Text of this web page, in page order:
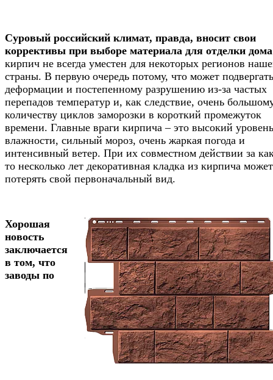
Суровый российский климат, правда, вносит свои
коррективы при выборе материала для отделки
кирпич не всегда уместен для некоторых регионов
страны. В первую очередь потому, что может
деформации и постепенному разрушению из-за частых
перепадов температур и, как следствие, очень
количеству циклов заморозки в короткий промежуток
времени. Главные враги кирпича – это высокий уровень
влажности, сильный мороз, очень жаркая погода и
интенсивный ветер. При их совместном действии за
то несколько лет декоративная кладка из кирпича может
потерять свой первоначальный вид.
Хорошая
новость
заключается
в том, что
заводы по